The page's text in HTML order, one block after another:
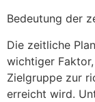
Bedeutung der
Die zeitliche
wichtiger
Zielgruppe zur
erreicht wird.